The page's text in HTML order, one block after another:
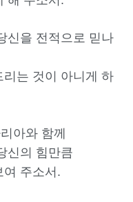
신을 전적으로 믿나
는 것이 아니게 하
아와 함께
신의 힘만큼
여 주소서.